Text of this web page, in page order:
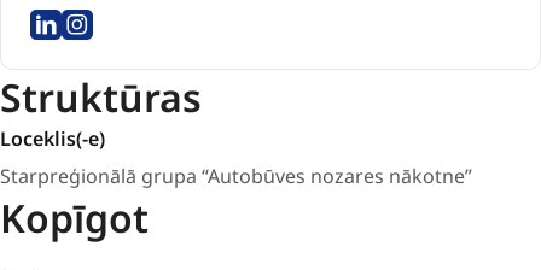
LinkedIn
Struktūras
Loceklis(-e)
Starpreģionālā grupa “Autobūves nozares nākotne”
Kopīgot